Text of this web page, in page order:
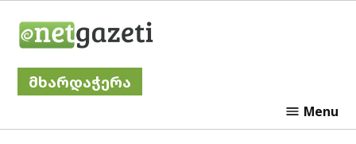
მხარდაჭერა
Menu